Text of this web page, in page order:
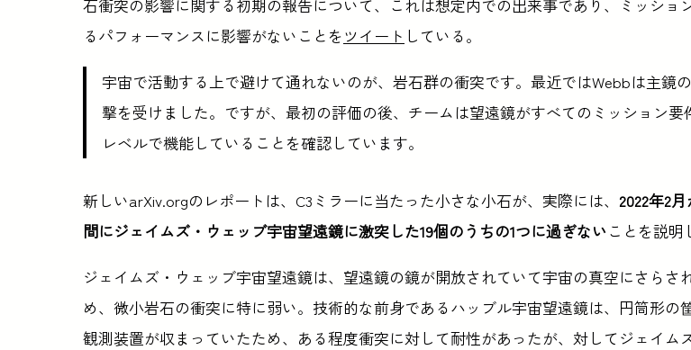
石衝突の影響に関する初期の報告について、これは想定内での出来事であり、ミッショ
るパフォーマンスに影響がないことをツイート している。
宇宙で活動する上で避けて通れないのが、岩石群の衝突です。最近ではWebbは主鏡
撃を受けました。ですが、最初の評価の後、チームは望遠鏡がすべてのミッション要
レベルで機能していることを確認しています。
新しいarXiv.orgのレポートは、C3ミラーに当たった小さな小石が、実際には、 2022年2
間にジェイムズ・ウェッブ宇宙望遠鏡に激突した19個のうちの1つに過ぎないことを説明
ジェイムズ・ウェッブ宇宙望遠鏡は、望遠鏡の鏡が開放されていて宇宙の真空にさらさ
め、微小岩石の衝突に特に弱い。技術的な前身であるハッブル宇宙望遠鏡は、円筒形の
観測装置が収まっていたため、ある程度衝突に対して耐性があったが、対してジェイム